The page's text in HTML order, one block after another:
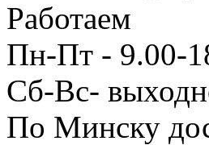
Работаем
Пн-Пт - 9.00-
Сб-Вс-
По Минску